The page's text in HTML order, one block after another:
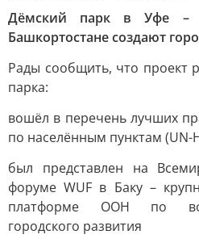
Дёмский парк в Уфе –
Башкортостане создают
Рады сообщить, что проект
парка:
вошёл в перечень лучших
по населённым пунктам (UN-
был представлен на
форуме WUF в Баку –
платформе ООН по
городского развития